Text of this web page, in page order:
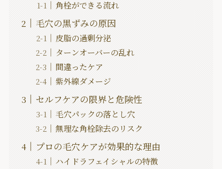
角栓ができる流れ
毛穴の黒ずみの原因
皮脂の過剰分泌
ターンオーバーの乱れ
間違ったケア
紫外線ダメージ
セルフケアの限界と危険性
毛穴パックの落とし穴
無理な角栓除去のリスク
プロの毛穴ケアが効果的な理由
ハイドラフェイシャルの特徴